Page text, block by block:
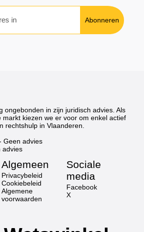
Abonneren
ongebonden in zijn juridisch advies. Als
markt kiezen we er voor om enkel actief
rechtshulp in Vlaanderen.
Geen advies
advies
Algemeen
Privacybeleid
Cookiebeleid
Algemene
voorwaarden
Sociale
media
Facebook
X